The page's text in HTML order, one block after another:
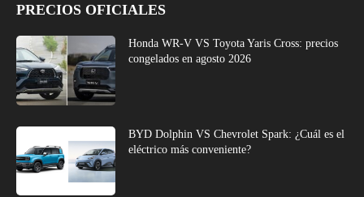
PRECIOS OFICIALES
Honda WR-V VS Toyota Yaris Cross: precios
congelados en agosto 2026
BYD Dolphin VS Chevrolet Spark: ¿Cuál es el
eléctrico más conveniente?